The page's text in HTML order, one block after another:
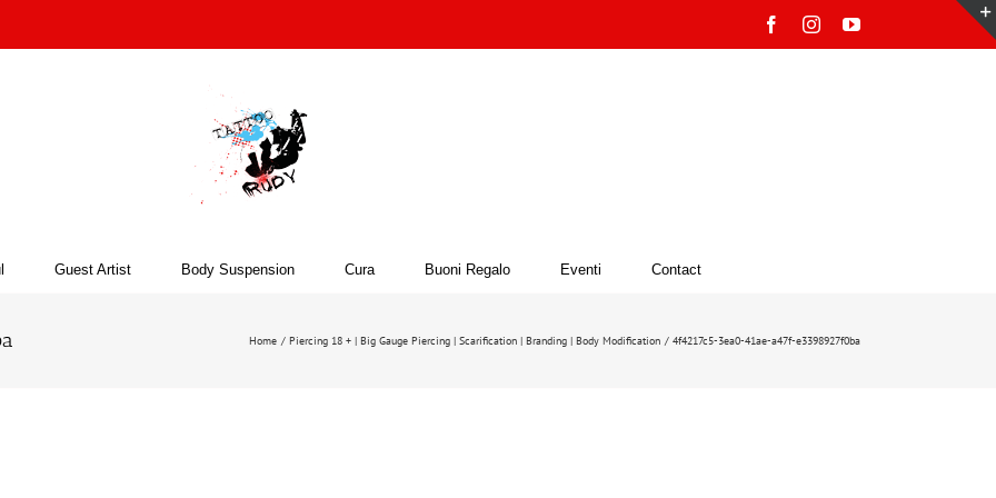
FacebookInstagramYouTube
Guest Artist Body Suspension Cura Buoni Regalo Eventi Contact
Home Piercing 18 + | Big Gauge Piercing | Scarification | Branding | Body Modification 4f4217c5-3ea0-41ae-a47f-e3398927f0ba